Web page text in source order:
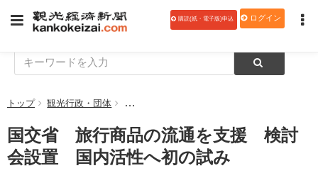
購読(紙・電子版)申込 ログイン
トップ 観光行政・団体 国交省 旅行商品の流通を支援 検討会設置
国交省 旅行商品の流通を支援 検討
会設置 国内活性へ初の試み